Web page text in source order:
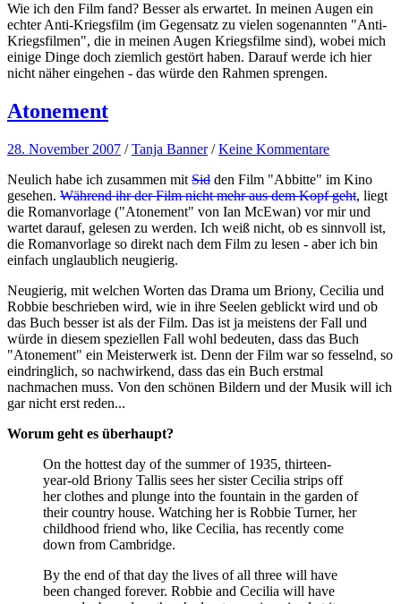
Wie ich den Film fand? Besser als erwartet. In meinen Augen ein
echter Anti-Kriegsfilm (im Gegensatz zu vielen sogenannten "Anti-
Kriegsfilmen", die in meinen Augen Kriegsfilme sind), wobei mich
einige Dinge doch ziemlich gestört haben. Darauf werde ich hier
nicht näher eingehen - das würde den Rahmen sprengen.
Atonement
28. November 2007 /Tanja Banner /Keine Kommentare
Neulich habe ich zusammen mit Sid den Film "Abbitte" im Kino
gesehen. Während ihr der Film nicht mehr aus dem Kopf geht, liegt
die Romanvorlage ("Atonement" von Ian McEwan) vor mir und
wartet darauf, gelesen zu werden. Ich weiß nicht, ob es sinnvoll ist,
die Romanvorlage so direkt nach dem Film zu lesen - aber ich bin
einfach unglaublich neugierig.
Neugierig, mit welchen Worten das Drama um Briony, Cecilia und
Robbie beschrieben wird, wie in ihre Seelen geblickt wird und ob
das Buch besser ist als der Film. Das ist ja meistens der Fall und
würde in diesem speziellen Fall wohl bedeuten, dass das Buch
"Atonement" ein Meisterwerk ist. Denn der Film war so fesselnd, so
eindringlich, so nachwirkend, dass das ein Buch erstmal
nachmachen muss. Von den schönen Bildern und der Musik will ich
gar nicht erst reden...
Worum geht es überhaupt?
On the hottest day of the summer of 1935, thirteen-
year-old Briony Tallis sees her sister Cecilia strips off
her clothes and plunge into the fountain in the garden of
their country house. Watching her is Robbie Turner, her
childhood friend who, like Cecilia, has recently come
down from Cambridge.
By the end of that day the lives of all three will have
been changed forever. Robbie and Cecilia will have